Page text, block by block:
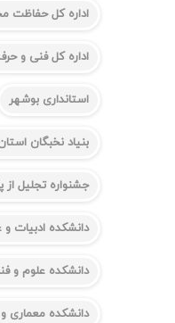
اداره کل حفاظت
اداره کل فنی و
استانداری بوشهر
بنیاد نخبگان
جشنواره تجلیل از
دانشکده ادبیات و
دانشکده علوم و
دانشکده معماری